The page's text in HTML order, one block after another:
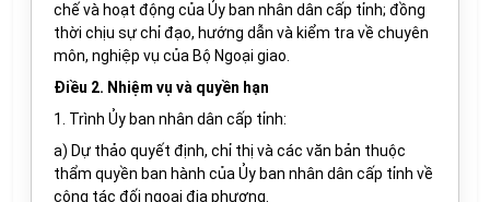
chế và hoạt động của Ủy ban nhân dân cấp tỉnh; đồng
thời chịu sự chỉ đạo, hướng dẫn và kiểm tra về chuyên
môn, nghiệp vụ của Bộ Ngoại giao.
Điều 2. Nhiệm vụ và quyền hạn
1. Trình Ủy ban nhân dân cấp tỉnh:
a) Dự thảo quyết định, chỉ thị và các văn bản thuộc
thẩm quyền ban hành của Ủy ban nhân dân cấp tỉnh về
công tác đối ngoại địa phương.